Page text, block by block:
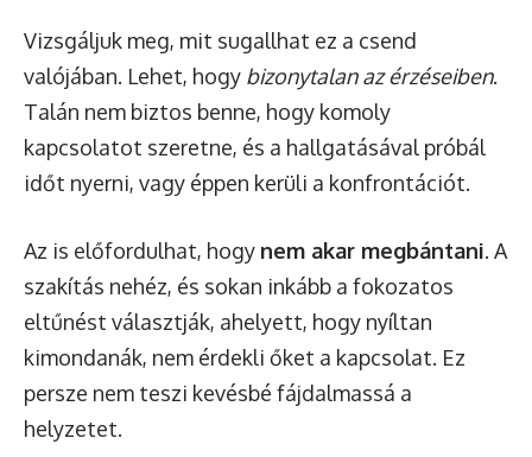
Vizsgáljuk meg, mit sugallhat ez a csend
valójában. Lehet, hogy bizonytalan az érzéseiben.
Talán nem biztos benne, hogy komoly
kapcsolatot szeretne, és a hallgatásával próbál
időt nyerni, vagy éppen kerüli a konfrontációt.
Az is előfordulhat, hogy nem akar megbántani. A
szakítás nehéz, és sokan inkább a fokozatos
eltűnést választják, ahelyett, hogy nyíltan
kimondanák, nem érdekli őket a kapcsolat. Ez
persze nem teszi kevésbé fájdalmassá a
helyzetet.